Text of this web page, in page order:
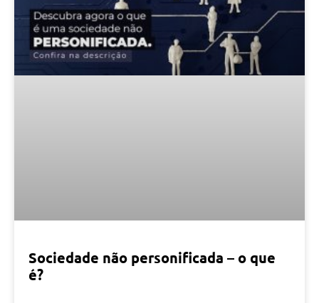
Sociedade não personificada – o que
é?